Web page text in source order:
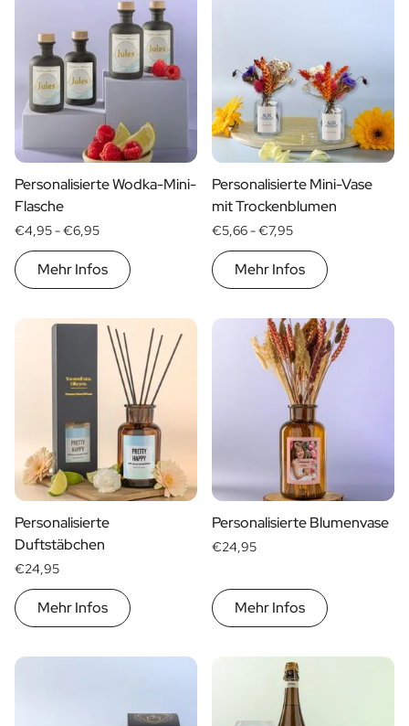
Geschenk für Mama
Geschenk für Papa
Werbegeschenke
Gaststättengewerbe
Private-Label-Spirituosen
Uber Uns
Bewertungen
Blog
Kontakt
Personalisierte Wodka-Mini-
Flasche
€4,95 -€6,95
Mehr Infos
Personalisierte Mini-Vase
mit Trockenblumen
€5,66 -€7,95
Mehr Infos
Personalisierte
Duftstäbchen
€24,95
Mehr Infos
Personalisierte Blumenvase
€24,95
Mehr Infos